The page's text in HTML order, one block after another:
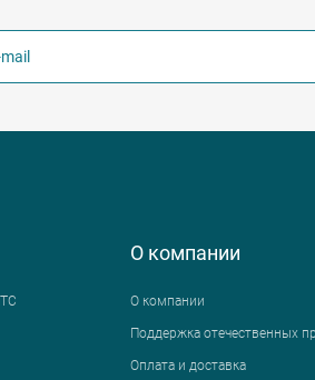
О компании
О компании
Поддержка отечественных
Оплата и доставка